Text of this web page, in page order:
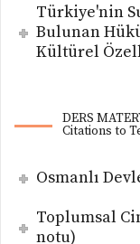
Türkiye'nin
Bulunan
Kültürel
DERS
Citations to
Osmanlı
Toplumsal
notu)